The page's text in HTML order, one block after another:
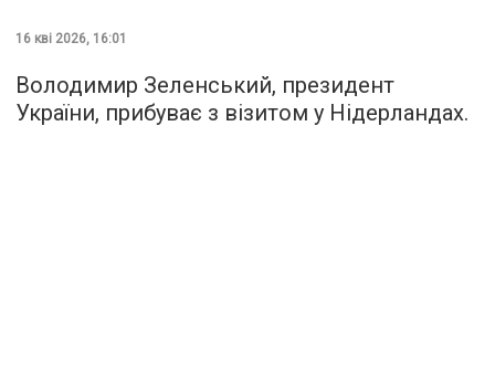
16 кві 2026, 16:01
Володимир Зеленський, президент
України, прибуває з візитом у Нідерландах.